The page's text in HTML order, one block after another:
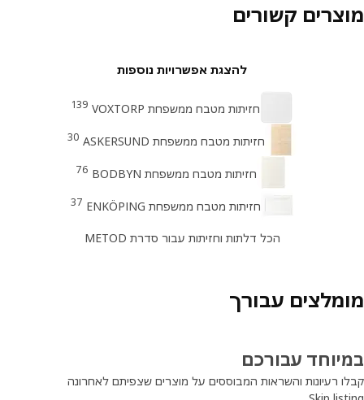
קשורים
להצגת אפשרויות נוספות
חזיתות מטבח ממשפחת VOXTORP 139
חזיתות מטבח ממשפחת ASKERSUND 30
חזיתות מטבח ממשפחת BODBYN 76
חזיתות מטבח ממשפחת ENKÖPING 37
הכל דלתות וחזיתות עבור סדרת METOD
עבורך
עבורכם
רעיונות והשראות המבוססים על מוצרים שצפיתם לאחרונה